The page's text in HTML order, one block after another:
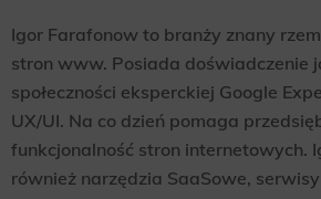
Igor Farafonow to branży znany
stron www. Posiada doświadczenie
społeczności eksperckiej Google
UX/UI. Na co dzień pomaga
funkcjonalność stron internetowych.
również narzędzia SaaSowe,